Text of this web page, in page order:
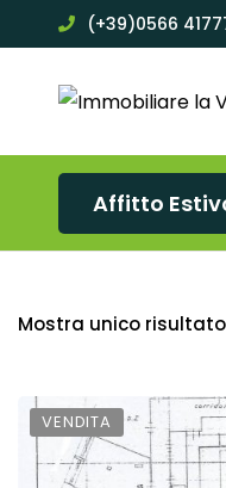
(+39)0566
Affitto
Mostra unico risultato
VENDITA